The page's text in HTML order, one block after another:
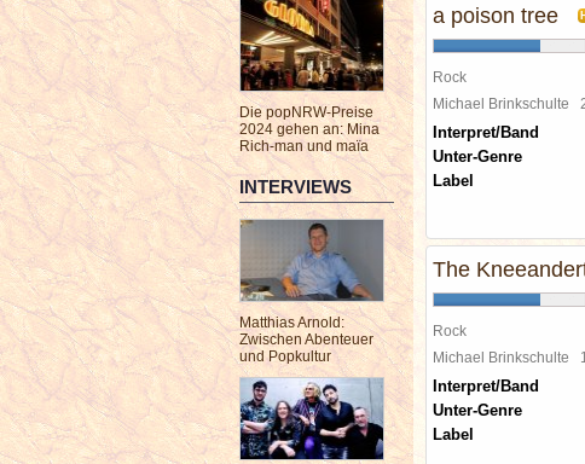
Die popNRW-Preise
2024 gehen an: Mina
Rich-man und maïa
INTERVIEWS
Matthias Arnold:
Zwischen Abenteuer
und Popkultur
a poison tree
Rock
Michael Brinkschulte
Interpret/Band
Unter-Genre
Label
The
Rock
Michael Brinkschulte
Interpret/Band
Unter-Genre
Label